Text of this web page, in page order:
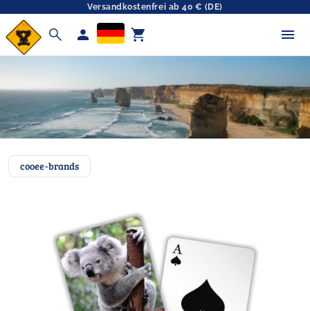
Versandkostenfrei ab 40 € (DE)
search person shopping_cart
cooee-brands